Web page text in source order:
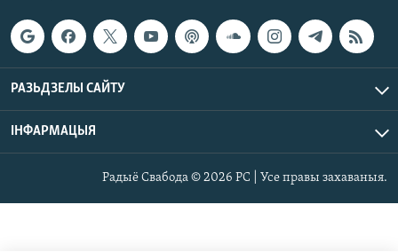
РАЗЬДЗЕЛЫ САЙТУ
ІНФАРМАЦЫЯ
Радыё Свабода © 2026 РС | Усе правы захаваныя.